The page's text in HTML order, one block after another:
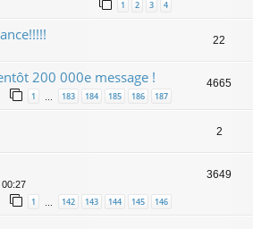
1 2 3 4
22
200 000e message !
1 183 184 185 186 187
4665
2
1 142 143 144 145 146
3649